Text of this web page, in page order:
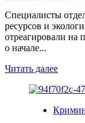
за
разгаре!
Специалисты
ресурсов и
отреагировали
о начале...
Читать далее
о
на